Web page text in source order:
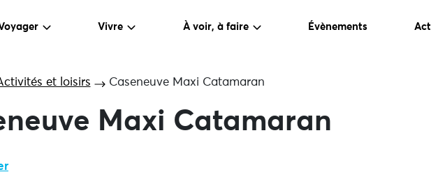
Vivre À voir, à faire Évènements
et loisirs Caseneuve Maxi Catamaran
Maxi Catamaran